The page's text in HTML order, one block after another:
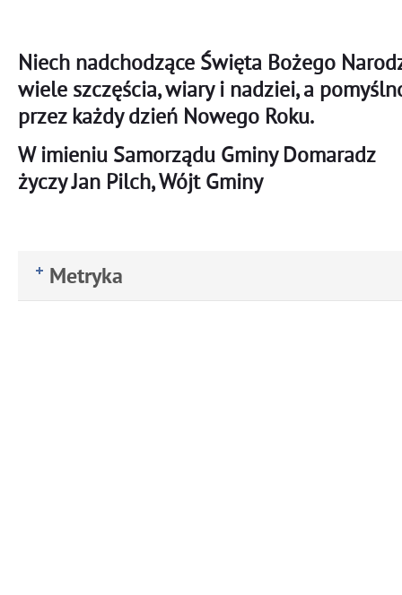
Niech nadchodzące Święta Bożego
wiele szczęścia, wiary i nadziei, a
przez każdy dzień Nowego Roku.
W imieniu Samorządu Gminy Domaradz
życzy Jan Pilch, Wójt Gminy
Metryka